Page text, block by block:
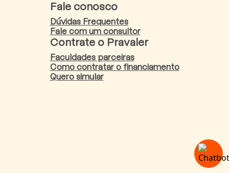
Fale conosco
Dúvidas Frequentes
Fale com um consultor
Contrate o Pravaler
Faculdades parceiras
Como contratar o financiamento
Quero simular